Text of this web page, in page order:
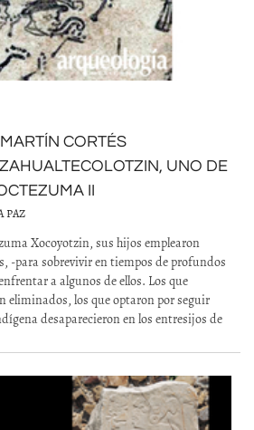
CORTÉS
UNO DE
II
PAZ
Xocoyotzin, sus hijos emplearon
-para sobrevivir en tiempos de profundos
a algunos de ellos. Los que
eliminados, los que optaron por seguir
desaparecieron en los entresijos de